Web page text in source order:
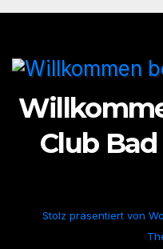
Club Bad
Stolz präsentiert von